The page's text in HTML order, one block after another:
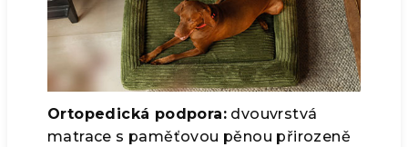
Ortopedická podpora: dvouvrstvá
matrace s paměťovou pěnou přirozeně